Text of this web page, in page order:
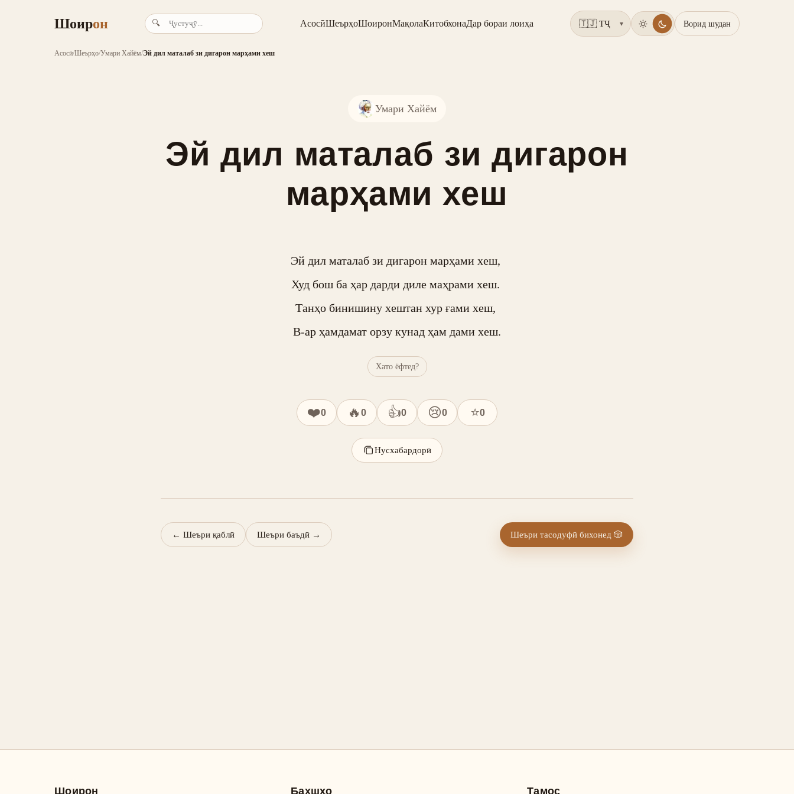
Шоирон 🔍 АсосӣШеърҳоШоиронМақолаКитобхонаДар бораи лоиҳа ▾ Ворид шудан
Асосӣ/Шеърҳо/Умари Хайём/Эй дил маталаб зи дигарон марҳами хеш
Умари Хайём
Эй дил маталаб зи дигарон
марҳами хеш
Эй дил маталаб зи дигарон марҳами хеш,
Худ бош ба ҳар дарди диле маҳрами хеш.
Танҳо бинишину хештан хур ғами хеш,
В-ар ҳамдамат орзу кунад ҳам дами хеш.
Хато ёфтед?
❤️0 🔥 0 👍0 😢0 ⭐0
Нусхабардорӣ
← Шеъри қаблӣ Шеъри баъдӣ → Шеъри тасодуфӣ бихонед 🎲
Шоирон Бахшҳо Тамос